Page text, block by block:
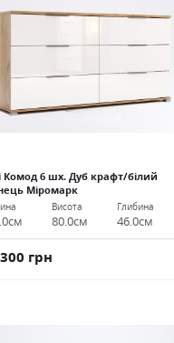
Комод 6 шх. Дуб крафт/білий
Міромарк
Висота
80.0см
Глибина
46.0см
грн